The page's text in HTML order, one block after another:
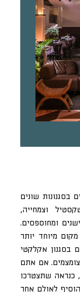
בסגנונות שונים
וצמחייה,
ומחוספסים.
מיוחד יותר
בסגנון אקלקטי
אם אתם
כנראה שתצטרכו
לאולם אחר